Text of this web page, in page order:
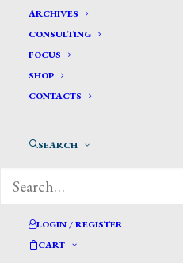
ARCHIVES
CONSULTING
FOCUS
SHOP
CONTACTS
SEARCH
LOGIN / REGISTER
CART